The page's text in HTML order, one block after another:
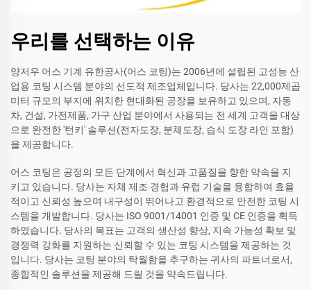
우리를 선택하는 이유
양저우 어스 기계 유한공사(어스 코팅)는 2006년에 설립된 고성능 산
업용 코팅 시스템 분야의 선도적 제조업체입니다. 당사는 22,000제곱
미터 규모의 부지에 위치한 현대화된 공장을 보유하고 있으며, 자동
차, 건설, 가전제품, 가구 산업 분야에서 사용되는 전 세계 고객을 대상
으로 완전한 '턴키' 솔루션(전자도장, 분체도장, 습식 도장 라인 포함)
을 제공합니다.
어스 코팅은 공정의 모든 단계에서 혁신과 고품질을 향한 약속을 지
키고 있습니다. 당사는 자체 제조 경험과 유럽 기술을 융합하여 효율
적이고 신뢰성 높으며 내구성이 뛰어나고 환경적으로 안전한 코팅 시
스템을 개발합니다. 당사는 ISO 9001/14001 인증 및 CE 인증을 획득
하였습니다. 당사의 목표는 고객의 생산성 향상, 지속 가능성 확보 및
경쟁력 강화를 지원하는 신뢰할 수 있는 코팅 시스템을 제공하는 것
입니다. 당사는 코팅 분야의 탁월함을 추구하는 귀사의 파트너로서,
종합적인 솔루션을 제공해 드릴 것을 약속드립니다.